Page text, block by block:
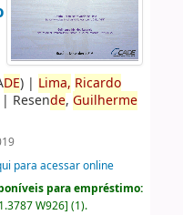
DE)| Lima, Ricardo
Resende, Guilherme
para acessar online
para empréstimo:
W926] (1).